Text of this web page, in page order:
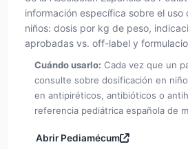
información específica sobre el uso
niños: dosis por kg de peso,
aprobadas vs. off-label y
Cuándo usarlo: Cada vez que un
consulte sobre dosificación en
en antipiréticos, antibióticos o
referencia pediátrica española de
Abrir Pediamécum